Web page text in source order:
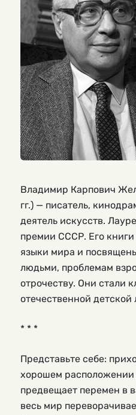
Владимир Карпович
гг.) — писатель,
деятель искусств.
премии СССР. Его
языки мира и
людьми, проблемам
отрочеству. Они стали
отечественной детской
* * *
Представьте себе:
хорошем расположении
предвещает перемен в
весь мир